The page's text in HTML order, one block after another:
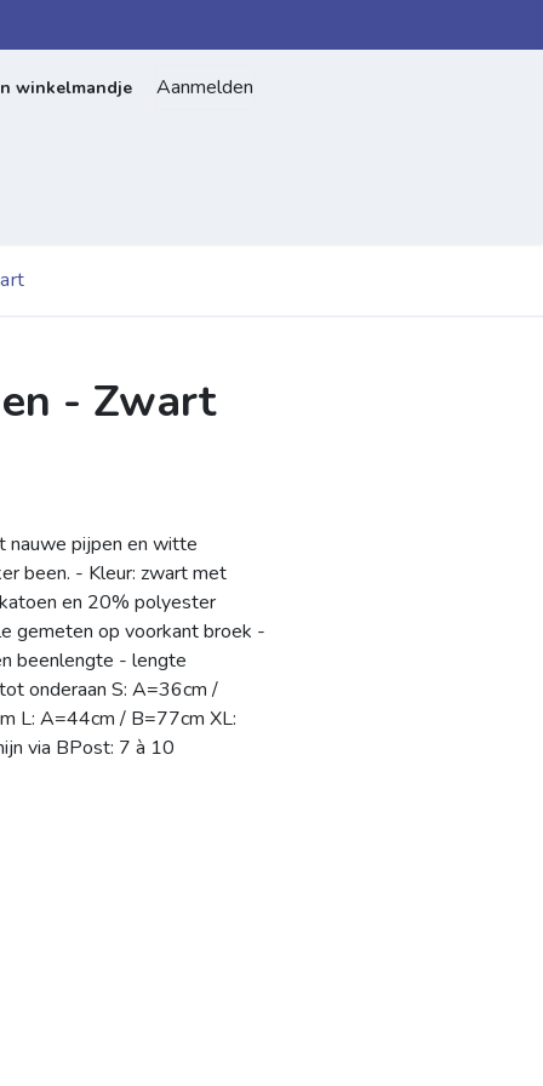
winkelmandje Aanmelden
- Zwart
nauwe pijpen en witte
been. - Kleur: zwart met
en 20% polyester
gemeten op voorkant broek -
beenlengte - lengte
onderaan S: A=36cm /
L: A=44cm / B=77cm XL:
via BPost: 7 à 10